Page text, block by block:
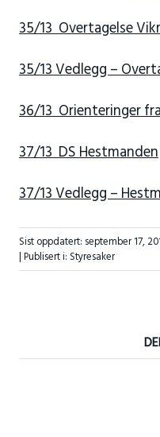
35/13 Overtagelse
35/13 Vedlegg –
36/13 Orienteringer
37/13 DS Hestmanden
37/13 Vedlegg –
Sist oppdatert: september 17,
|Publisert i: Styresaker